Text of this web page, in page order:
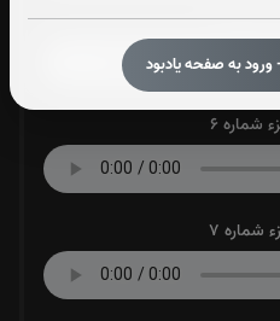
به صفحه یادبود
شماره 5
6
7